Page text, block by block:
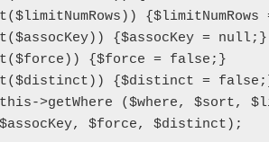
$assocKey, $force, $distinct);